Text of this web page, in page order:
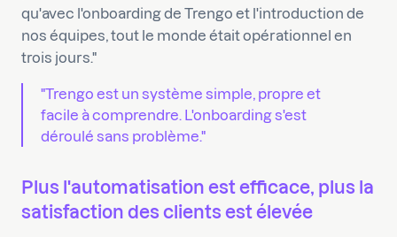
qu'avec l'onboarding de Trengo et l'introduction de
nos équipes, tout le monde était opérationnel en
trois jours."
"Trengo est un système simple, propre et
facile à comprendre. L'onboarding s'est
déroulé sans problème."
Plus l'automatisation est efficace, plus la
satisfaction des clients est élevée